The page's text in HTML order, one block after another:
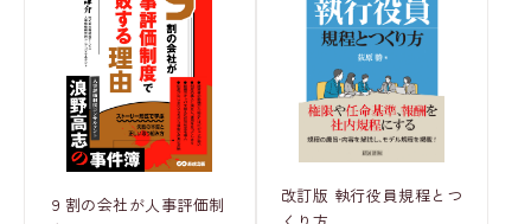
９割の会社が人事評価制
改訂版 執行役員規程とつ